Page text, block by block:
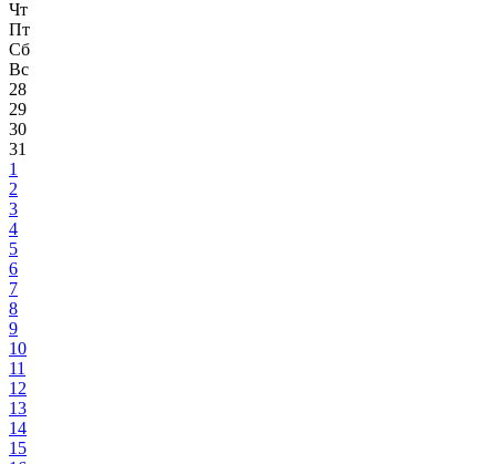
Чт
Пт
Сб
Вс
28
29
30
31
1
2
3
4
5
6
7
8
9
10
11
12
13
14
15